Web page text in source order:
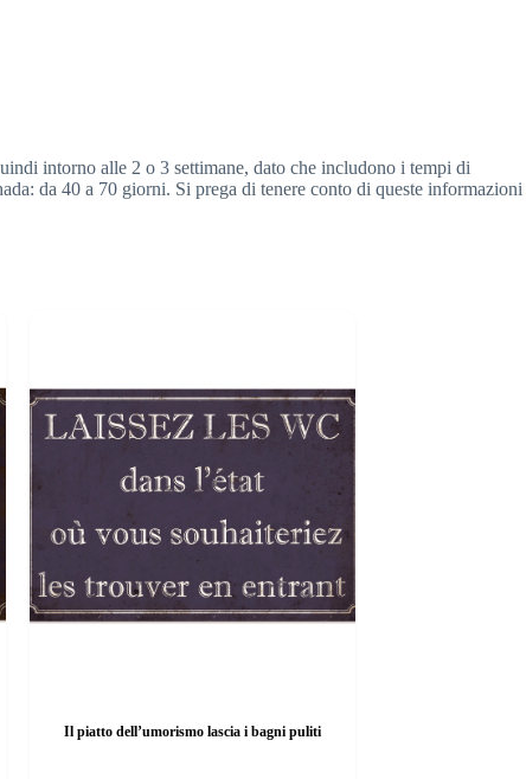
intorno alle 2 o 3 settimane, dato che includono i tempi di
da 40 a 70 giorni. Si prega di tenere conto di queste informazioni
Il piatto dell’umorismo lascia i bagni puliti